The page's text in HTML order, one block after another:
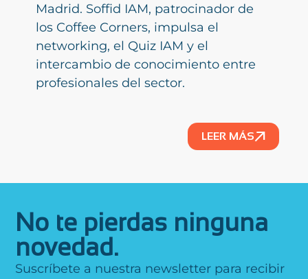
Madrid. Soffid IAM, patrocinador de
los Coffee Corners, impulsa el
networking, el Quiz IAM y el
intercambio de conocimiento entre
profesionales del sector.
LEER MÁS
No te pierdas ninguna
novedad.
Suscríbete a nuestra newsletter para recibir